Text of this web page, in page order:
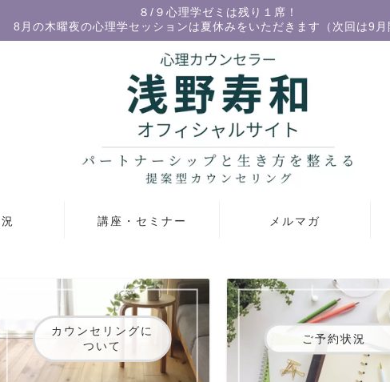
８/９心理学ゼミは残り１席！
8月の木曜夜の心理学セッションは夏休みをいただきます（次回は9月
講座・セミナー メルマガ
カウンセリングに
ついて
ご予約状況